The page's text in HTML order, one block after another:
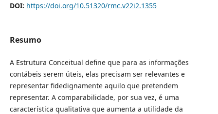
DOI: https://doi.org/10.51320/rmc.v22i2.1355
Resumo
A Estrutura Conceitual define que para as informações
contábeis serem úteis, elas precisam ser relevantes e
representar fidedignamente aquilo que pretendem
representar. A comparabilidade, por sua vez, é uma
característica qualitativa que aumenta a utilidade da